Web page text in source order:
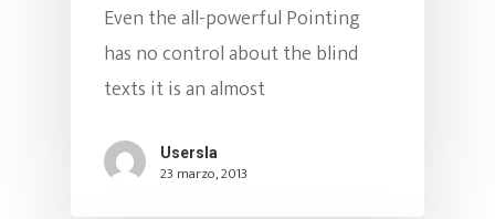
Even the all-powerful Pointing
has no control about the blind
texts it is an almost
Usersla
23 marzo, 2013